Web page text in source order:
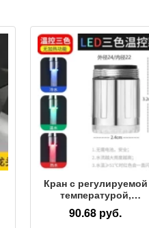
Кран с регулируемой
температурой,
изменяющий цвет,
трехцветный
90.68 руб.